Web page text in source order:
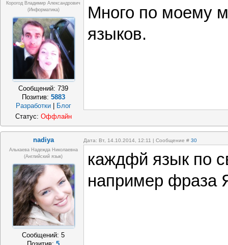
Корогод Владимир Александрович
(Информатика)
Сообщений:739
Позитив: 5883
Разработки
Блог
Много по моему
языков.
Статус: Оффлайн
nadiya Дата: Вт, 14.10.2014, 12:11 | Сообщение # 30
Алькаева Надежда Николаевна
(английский язык)
Сообщений:5
каждфй язык по
например фраза